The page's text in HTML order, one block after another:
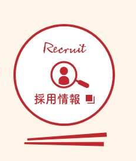
Recruit
採用情報